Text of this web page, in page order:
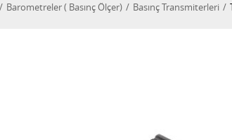
Barometreler ( Basınç Ölçer) Basınç Transmiterleri